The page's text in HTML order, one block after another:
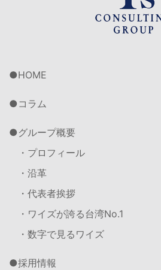
HOME
コラム
グループ概要
・プロフィール
・沿革
・代表者挨拶
・ワイズが誇る台湾No.1
・数字で見るワイズ
採用情報